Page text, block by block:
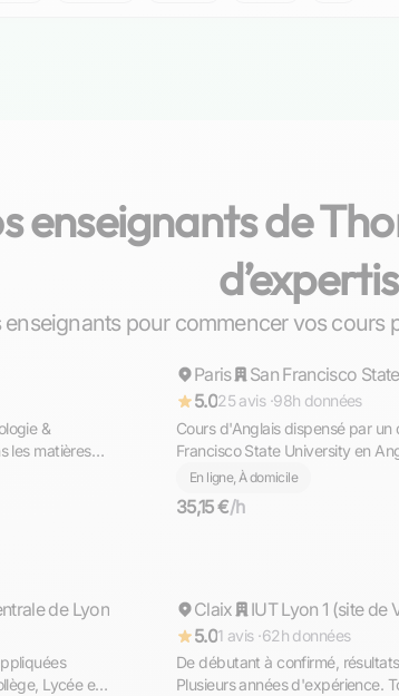
enseignants de
enseignants pour commencer vos
&
les matières
la terre,
Répond rapidement
Ahmed
Paris
San Francisco
5.025 avis ·98h données
Cours d'Anglais dispensé par un
Francisco State University en
TOEFL, TOEIC, GMAT
En ligne, À domicile
35,15 €/h
de Lyon
Lycée et
Répond rapidement
Claix
5.01 avis ·62h données
De débutant à confirmé,
Plusieurs années d'expérience.